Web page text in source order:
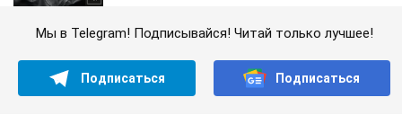
Мы в Telegram! Подписывайся! Читай только лучшее!
Подписаться Подписаться